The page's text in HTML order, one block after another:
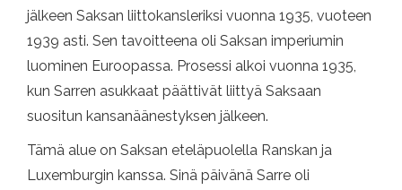
jälkeen Saksan liittokansleriksi vuonna 1935, vuoteen
1939 asti. Sen tavoitteena oli Saksan imperiumin
luominen Euroopassa. Prosessi alkoi vuonna 1935,
kun Sarren asukkaat päättivät liittyä Saksaan
suositun kansanäänestyksen jälkeen.
Tämä alue on Saksan eteläpuolella Ranskan ja
Luxemburgin kanssa. Sinä päivänä Sarre oli